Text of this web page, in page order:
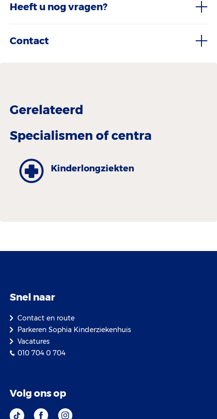
Heeft u nog vragen?
Contact
Gerelateerd
Specialismen of centra
Kinder­longziekten
Snel naar
Contact en route
Parkeren Sophia Kinderziekenhuis
Vacatures
010 704 0 704
Volg ons op